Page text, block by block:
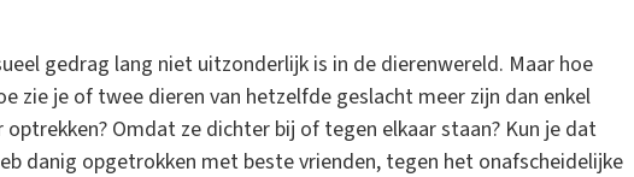
gedrag lang niet uitzonderlijk is in de dierenwereld. Maar hoe
zie je of twee dieren van hetzelfde geslacht meer zijn dan enkel
Omdat ze dichter bij of tegen elkaar staan? Kun je dat
danig opgetrokken met beste vrienden, tegen het onafscheidelijke